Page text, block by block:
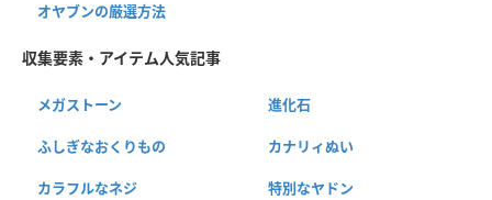
オヤブンの厳選方法
収集要素・アイテム人気記事
メガストーン 進化石
ふしぎなおくりもの カナリィぬい
カラフルなネジ 特別なヤドン